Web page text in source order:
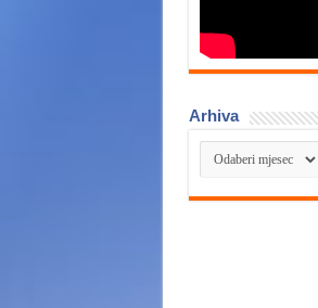
Arhiva
Arhiva